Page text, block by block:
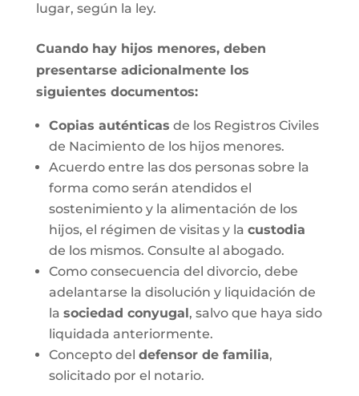
lugar, según la ley.
Cuando hay hijos menores, deben
presentarse adicionalmente los
siguientes documentos:
Copias auténticas de los Registros Civiles
de Nacimiento de los hijos menores.
Acuerdo entre las dos personas sobre la
forma como serán atendidos el
sostenimiento y la alimentación de los
hijos, el régimen de visitas y la custodia
de los mismos. Consulte al abogado.
Como consecuencia del divorcio, debe
adelantarse la disolución y liquidación de
la sociedad conyugal, salvo que haya sido
liquidada anteriormente.
Concepto del defensor de familia,
solicitado por el notario.